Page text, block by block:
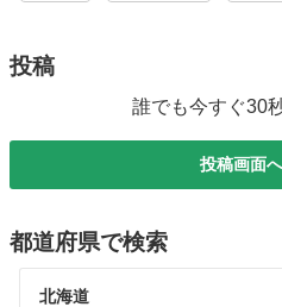
投稿
誰でも今すぐ30
投稿画面
都道府県で検索
北海道